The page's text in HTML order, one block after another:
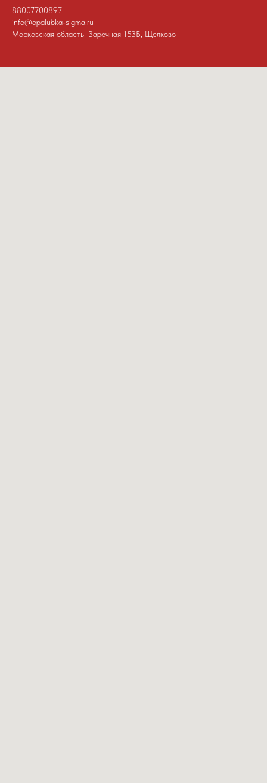
88007700897
info@opalubka-sigma.ru
Московская область, Заречная 153Б, Щелково